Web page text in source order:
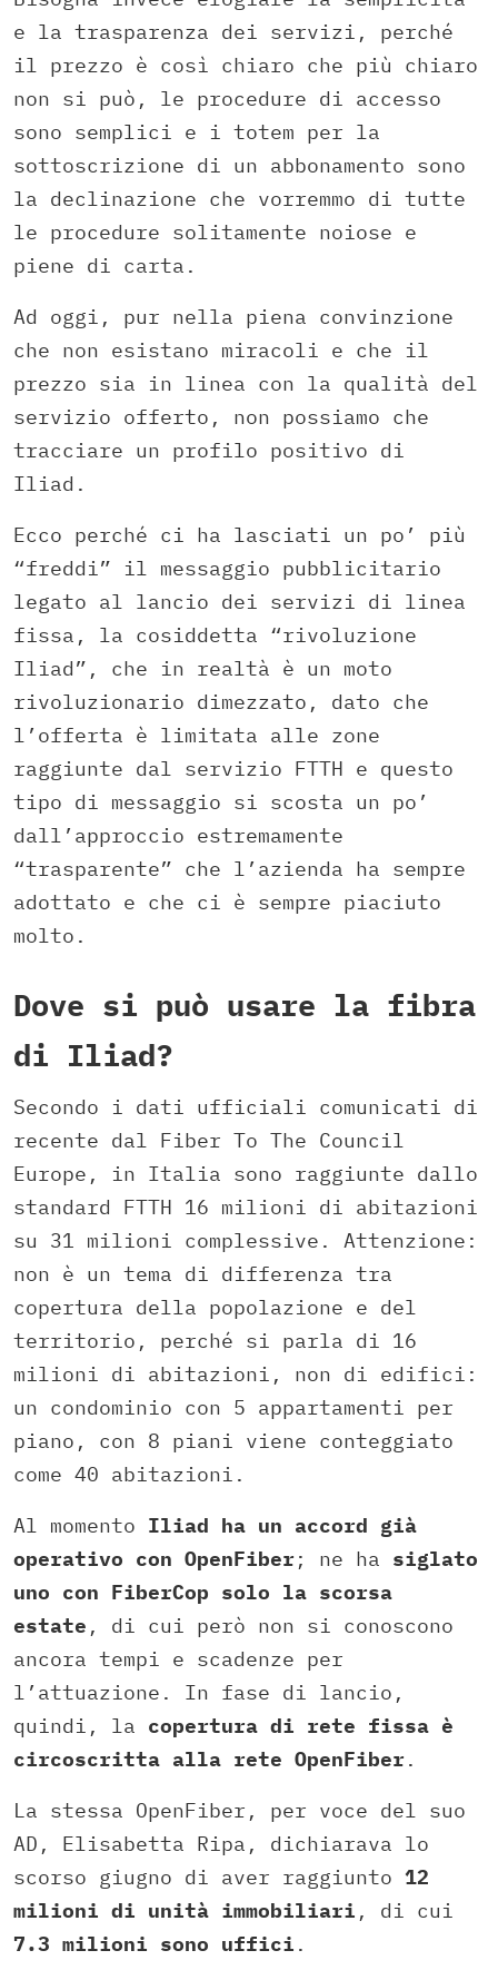
e la trasparenza dei servizi, perché
il prezzo è così chiaro che più chiaro
non si può, le procedure di accesso
sono semplici e i totem per la
sottoscrizione di un abbonamento sono
la declinazione che vorremmo di tutte
le procedure solitamente noiose e
piene di carta.
Ad oggi, pur nella piena convinzione
che non esistano miracoli e che il
prezzo sia in linea con la qualità del
servizio offerto, non possiamo che
tracciare un profilo positivo di
Iliad.
Ecco perché ci ha lasciati un po’ più
“freddi” il messaggio pubblicitario
legato al lancio dei servizi di linea
fissa, la cosiddetta “rivoluzione
Iliad”, che in realtà è un moto
rivoluzionario dimezzato, dato che
l’offerta è limitata alle zone
raggiunte dal servizio FTTH e questo
tipo di messaggio si scosta un po’
dall’approccio estremamente
“trasparente” che l’azienda ha sempre
adottato e che ci è sempre piaciuto
molto.
Dove si può usare la fibra
di Iliad?
Secondo i dati ufficiali comunicati di
recente dal Fiber To The Council
Europe, in Italia sono raggiunte dallo
standard FTTH 16 milioni di abitazioni
su 31 milioni complessive. Attenzione:
non è un tema di differenza tra
copertura della popolazione e del
territorio, perché si parla di 16
milioni di abitazioni, non di edifici:
un condominio con 5 appartamenti per
piano, con 8 piani viene conteggiato
come 40 abitazioni.
Al momento Iliad ha un accord già
operativo con OpenFiber ; ne ha siglato
uno con FiberCop solo la scorsa
estate , di cui però non si conoscono
ancora tempi e scadenze per
l’attuazione. In fase di lancio,
quindi, la copertura di rete fissa è
circoscritta alla rete OpenFiber .
La stessa OpenFiber, per voce del suo
AD, Elisabetta Ripa, dichiarava lo
scorso giugno di aver raggiunto 12
milioni di unità immobiliari , di cui
7.3 milioni sono uffici .